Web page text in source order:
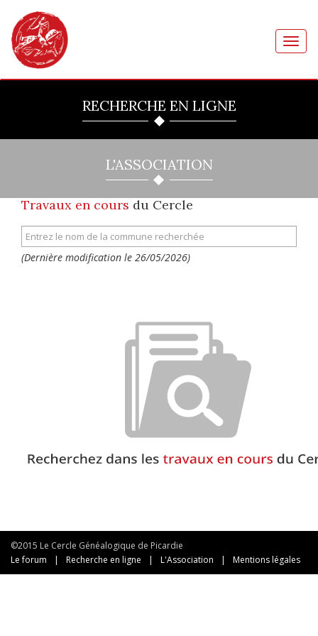
RECHERCHE EN LIGNE
L'ASSOCIATION
Travaux en cours du Cercle
(Dernière modification le 26/05/2026)
©2015 Le Cercle Généalogique de Picardie
Le forum
| Recherche en ligne | L'Association | Mentions légales